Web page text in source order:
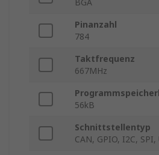
BGA
Pinanzahl
784
Taktfrequenz
667MHz
56kB
Schnittstellentyp
CAN, GPIO, I2C, SPI,